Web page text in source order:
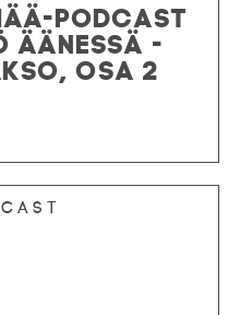
PODCAST
ÄÄNESSÄ -
OSA 2